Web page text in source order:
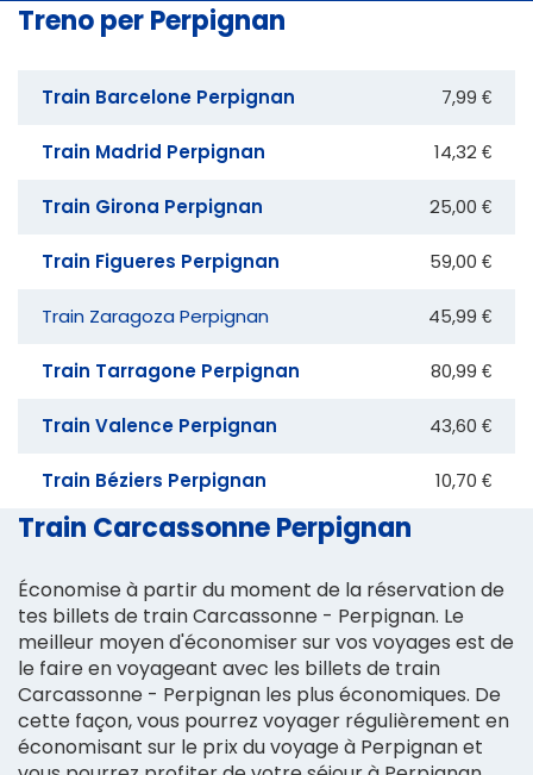
Treno per Perpignan
Train Barcelone Perpignan 7,99 €
Train Madrid Perpignan 14,32 €
Train Girona Perpignan 25,00 €
Train Figueres Perpignan 59,00 €
Train Zaragoza Perpignan 45,99 €
Train Tarragone Perpignan 80,99 €
Train Valence Perpignan 43,60 €
Train Béziers Perpignan 10,70 €
Train Carcassonne Perpignan
Économise à partir du moment de la réservation de
tes billets de train Carcassonne - Perpignan. Le
meilleur moyen d'économiser sur vos voyages est de
le faire en voyageant avec les billets de train
Carcassonne - Perpignan les plus économiques. De
cette façon, vous pourrez voyager régulièrement en
économisant sur le prix du voyage à Perpignan et